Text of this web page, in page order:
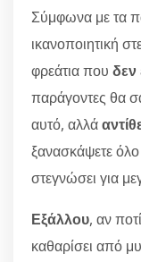
Σύμφωνα με τα
ικανοποιητική
φρεάτια που δεν
παράγοντες θα
αυτό, αλλά
ξανασκάψετε
στεγνώσει για
Εξάλλου, αν
καθαρίσει από